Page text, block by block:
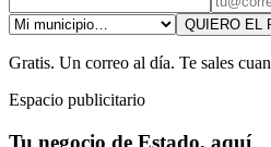
QUIERO EL
Gratis. Un correo al día. Te sales
Espacio publicitario
Tu negocio de Estado, aquí